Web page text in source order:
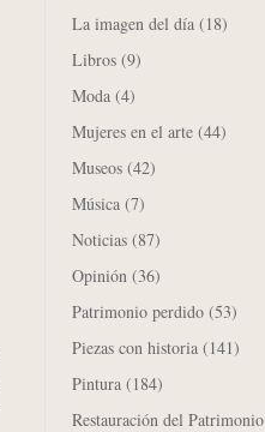
La imagen del día (18)
Libros (9)
Moda (4)
Mujeres en el arte (44)
Museos (42)
Música (7)
Noticias (87)
Opinión (36)
Patrimonio perdido (53)
Piezas con historia (141)
Pintura (184)
Restauración del Patrimonio